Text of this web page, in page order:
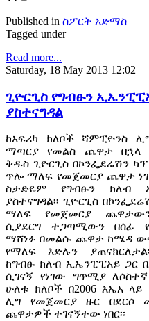
Published in ስፖርት አድማስ
Tagged under
Read more...
Saturday, 18 May 2013 12:02
ጊዮርጊስ የግብፁን
ያስተናግዳል
ከአፍሪካ ክለቦች ሻምፒዮንስ
ማጣርያ የመልስ ጨዋታ በኋላ
ቅዱስ ጊዮርጊስ በኮንፌደሬሽን ካፕ
ጥሎ ማለፍ የመጀመርያ ጨዋታ ነገ
ስታድዬም የግብፁን ክለብ
ያስተናግዳል፡፡ ጊዮርጊስ
ማለፍ የመጀመርያ
ሲያደርግ ተጋጣሚውን በሰፊ
ማሸነፉ በመልሱ ጨዋታ ከሜዳ
የማለፍ እድሉን
ከግብፁ ክለብ ኢኤንፒፒአይ ጋር
ሲገናኝ የነገው ግጥሚያ
ሁለቱ ክለቦች በ2006 እኤአ ላይ
ሊግ የመጀመርያ ዙር በደርሶ
ጨዋታዎች ተገናኝተው ነበር፡፡